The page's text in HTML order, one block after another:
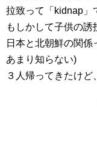
拉致って「kidnap」
もしかして子供の誘
日本と北朝鮮の関
あまり知らない)
３人帰ってきたけど